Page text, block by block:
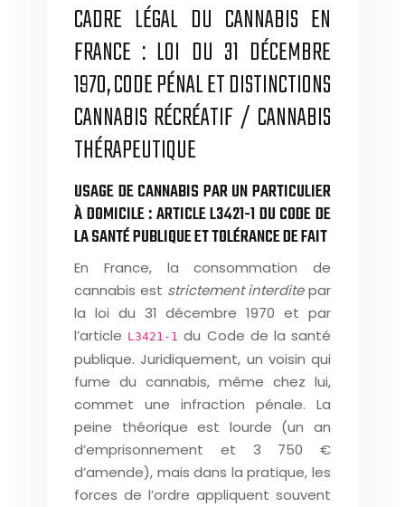
CADRE LÉGAL DU CANNABIS EN
FRANCE : LOI DU 31 DÉCEMBRE
1970, CODE PÉNAL ET DISTINCTIONS
CANNABIS RÉCRÉATIF / CANNABIS
THÉRAPEUTIQUE
USAGE DE CANNABIS PAR UN PARTICULIER
À DOMICILE : ARTICLE L3421-1 DU CODE DE
LA SANTÉ PUBLIQUE ET TOLÉRANCE DE FAIT
En France, la consommation de
cannabis est strictement interditepar
la loi du 31 décembre 1970 et par
l’article L3421‑1 du Code de la santé
publique. Juridiquement, un voisin qui
fume du cannabis, même chez lui,
commet une infraction pénale. La
peine théorique est lourde (un an
d’emprisonnement et 3 750 €
d’amende), mais dans la pratique, les
forces de l’ordre appliquent souvent